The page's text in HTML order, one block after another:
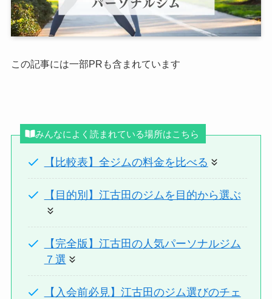
この記事には一部PRも含まれています
みんなによく読まれている場所はこちら
【比較表】全ジムの料金を比べる
【目的別】江古田のジムを目的から選ぶ
【完全版】江古田の人気パーソナルジム
７選
【入会前必見】江古田のジム選びのチェ